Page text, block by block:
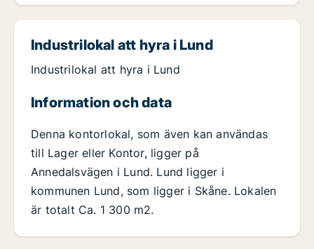
Industrilokal att hyra i Lund
Industrilokal att hyra i Lund
Information och data
Denna kontorlokal, som även kan användas
till Lager eller Kontor, ligger på
Annedalsvägen i Lund. Lund ligger i
kommunen Lund, som ligger i Skåne. Lokalen
är totalt Ca. 1 300 m2.